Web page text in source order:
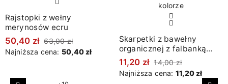
Rajstopki z wełny
merynosów ecru
50,40 zł 63,00 zł
Najniższa cena: 50,40 zł
Skarpetki z bawełny
organicznej z falbanką
różowe
11,20 zł 14,00 zł
Najniższa cena: 11,20 zł